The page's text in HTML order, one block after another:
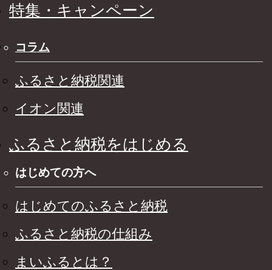
特集・キャンペーン
コラム
ふるさと納税関連
イオン関連
ふるさと納税をはじめる
はじめての方へ
はじめてのふるさと納税
ふるさと納税の仕組み
まいふるとは？